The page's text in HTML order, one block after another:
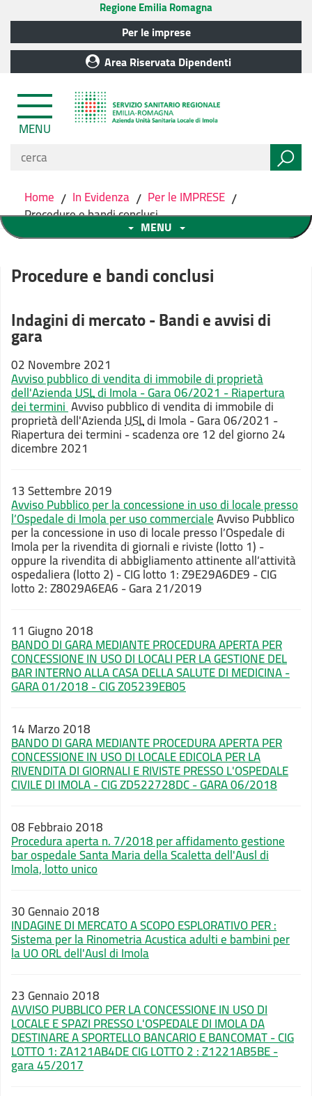
Regione Emilia Romagna
Per le imprese
Area Riservata Dipendenti
MENU
Home / In Evidenza / Per le IMPRESE /
Procedure e bandi conclusi
MENU
Procedure e bandi conclusi
Indagini di mercato - Bandi e avvisi di
gara
02 Novembre 2021
Avviso pubblico di vendita di immobile di proprietà
dell'AziendaUSLdi Imola - Gara 06/2021 - Riapertura
dei terminiAvviso pubblico di vendita di immobile di
proprietà dell'AziendaUSLdi Imola - Gara 06/2021 -
Riapertura dei termini - scadenza ore 12 del giorno 24
dicembre 2021
13 Settembre 2019
Avviso Pubblico per la concessione in uso di locale presso
l’Ospedale di Imola per uso commercialeAvviso Pubblico
per la concessione in uso di locale presso l’Ospedale di
Imola per la rivendita di giornali e riviste (lotto 1) -
oppure la rivendita di abbigliamento attinente all’attività
ospedaliera (lotto 2) - CIG lotto 1: Z9E29A6DE9 - CIG
lotto 2: Z8029A6EA6 - Gara 21/2019
11 Giugno 2018
BANDO DI GARA MEDIANTE PROCEDURA APERTA PER
CONCESSIONE IN USO DI LOCALI PER LA GESTIONE DEL
BAR INTERNO ALLA CASA DELLA SALUTE DI MEDICINA -
GARA 01/2018 - CIG Z05239EB05
14 Marzo 2018
BANDO DI GARA MEDIANTE PROCEDURA APERTA PER
CONCESSIONE IN USO DI LOCALE EDICOLA PER LA
RIVENDITA DI GIORNALI E RIVISTE PRESSO L'OSPEDALE
CIVILE DI IMOLA - CIG ZD522728DC - GARA 06/2018
08 Febbraio 2018
Procedura aperta n. 7/2018 per affidamento gestione
bar ospedale Santa Maria della Scaletta dell'Ausl di
Imola, lotto unico
30 Gennaio 2018
INDAGINE DI MERCATO A SCOPO ESPLORATIVO PER :
Sistema per la Rinometria Acustica adulti e bambini per
la UO ORL dell'Ausl di Imola
23 Gennaio 2018
AVVISO PUBBLICO PER LA CONCESSIONE IN USO DI
LOCALE E SPAZI PRESSO L'OSPEDALE DI IMOLA DA
DESTINARE A SPORTELLO BANCARIO E BANCOMAT - CIG
LOTTO 1: ZA121AB4DE CIG LOTTO 2 : Z1221AB5BE -
gara 45/2017